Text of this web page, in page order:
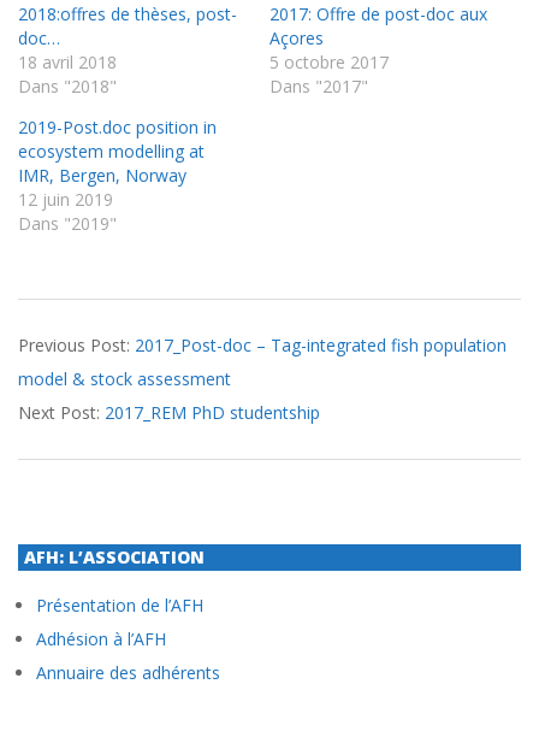
2018:offres de thèses, post-
doc…
18 avril 2018
Dans "2018"
2017: Offre de post-doc aux
Açores
5 octobre 2017
Dans "2017"
2019-Post.doc position in
ecosystem modelling at
IMR, Bergen, Norway
12 juin 2019
Dans "2019"
08-
25
Previous Post: 2017_Post-doc – Tag-integrated fish population
model & stock assessment
Next Post: 2017_REM PhD studentship
AFH: L’ASSOCIATION
Présentation de l’AFH
Adhésion à l’AFH
Annuaire des adhérents